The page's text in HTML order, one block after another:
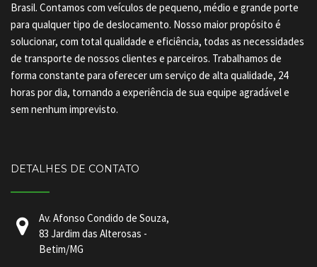
Brasil. Contamos com veículos de pequeno, médio e grande porte
para qualquer tipo de deslocamento. Nosso maior propósito é
solucionar, com total qualidade e eficiência, todas as necessidades
de transporte de nossos clientes e parceiros. Trabalhamos de
forma constante para oferecer um serviço de alta qualidade, 24
horas por dia, tornando a experiência de sua equipe agradável e
sem nenhum imprevisto.
DETALHES DE CONTATO
Av. Afonso Condido de Souza,
83 Jardim das Alterosas -
Betim/MG